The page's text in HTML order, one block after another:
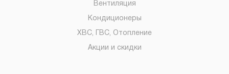
Вентиляция
Кондиционеры
ХВС, ГВС, Отопление
Акции и скидки